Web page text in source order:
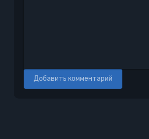
Добавить комментарий